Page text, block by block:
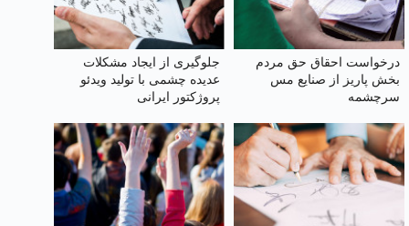
درخواست احقاق حق مردم
بخش پاریز از صنایع مس
سرچشمه
جلوگیری از ایجاد مشکلات
عدیده چشمی با تولید ویدئو
پروژکتور ایرانی